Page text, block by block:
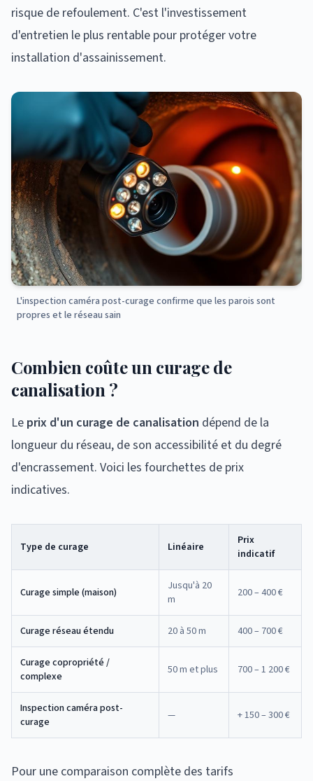
risque de refoulement. C'est l'investissement
d'entretien le plus rentable pour protéger votre
installation d'assainissement.
L'inspection caméra post-curage confirme que les parois sont
propres et le réseau sain
Combien coûte un curage de
canalisation ?
Le prix d'un curage de canalisation dépend de la
longueur du réseau, de son accessibilité et du degré
d'encrassement. Voici les fourchettes de prix
indicatives.
Type de curage Linéaire
Prix
indicatif
Curage simple (maison)
Jusqu'à 20
m
200 – 400 €
Curage réseau étendu 20 à 50 m 400 – 700 €
Curage copropriété /
complexe
50 m et plus 700 – 1 200 €
Inspection caméra post-
curage
— + 150 – 300 €
Pour une comparaison complète des tarifs